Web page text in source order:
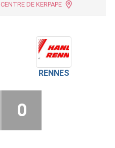
CENTRE DE KERPAPE
RENNES
0